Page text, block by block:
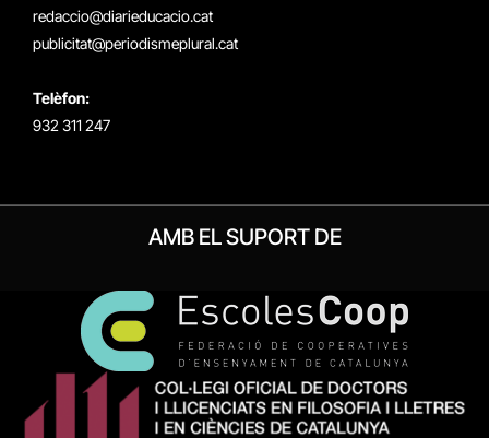
redaccio@diarieducacio.cat
publicitat@periodismeplural.cat
Telèfon:
932 311 247
AMB EL SUPORT DE